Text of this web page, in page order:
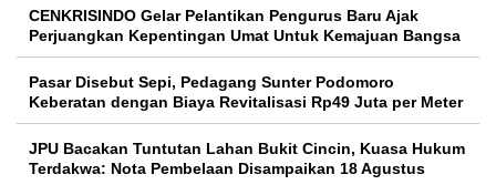
CENKRISINDO Gelar Pelantikan Pengurus Baru Ajak
Perjuangkan Kepentingan Umat Untuk Kemajuan Bangsa
Pasar Disebut Sepi, Pedagang Sunter Podomoro
Keberatan dengan Biaya Revitalisasi Rp49 Juta per Meter
JPU Bacakan Tuntutan Lahan Bukit Cincin, Kuasa Hukum
Terdakwa: Nota Pembelaan Disampaikan 18 Agustus